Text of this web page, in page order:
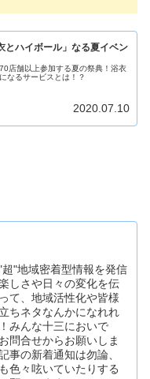
とハイボール」なる夏イベン
店舗以上参加する夏の祭典！浴衣
なるサービスとは！？
2020.07.10
"地域密着型情報を発信
しさや日々の変化を伝
て、地域活性化や皆様
ちネタなんかになれれ
みんな十三においで
問合せからお願いしま
事の新着通知は勿論、
色々呟いていたりする